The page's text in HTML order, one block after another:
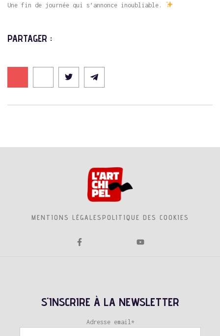
Une fin de journée qui s’annonce inoubliable.
PARTAGER :
MENTIONS LÉGALESPOLITIQUE DES COOKIES
S'INSCRIRE À LA NEWSLETTER
Adresse email*